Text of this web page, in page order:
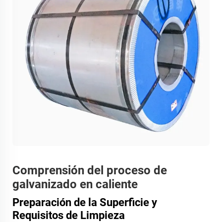
Comprensión del proceso de
galvanizado en caliente
Preparación de la Superficie y
Requisitos de Limpieza